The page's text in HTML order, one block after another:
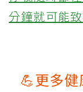
分鐘就可能
💪更多